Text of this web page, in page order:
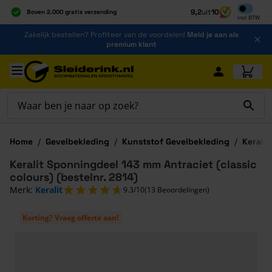
Boven 2.000 gratis verzending
Al 40 jaar dé specialist
Alles onder één dak
9,2uit10
Incl BTW
Inclusief
Ga naar de inhoud
Zakelijk bestellen? Profiteer van de voordelen! Meld je aan als
premium klant
Ga naar hoofdinhoud
Home / Gevelbekleding / Kunststof Gevelbekleding / Keralit
Korting? Vraag offerte aan!
Keralit Sponningdeel 143 mm Antraciet (classic
colours) (bestelnr. 2814)
Merk: Keralit 9.3/10(13 Beoordelingen)